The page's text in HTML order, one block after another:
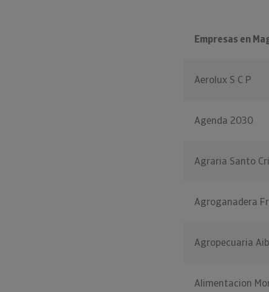
Empresas en
Aerolux S C P
Agenda 2030
Agraria Santo
Agroganadera
Agropecuaria
Alimentacion